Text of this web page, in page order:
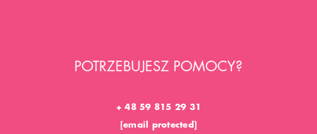
POTRZEBUJESZ POMOCY?
+ 48 59 815 29 31
[email protected]